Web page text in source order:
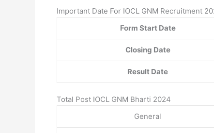
Important Date For IOCL GNM Recruitment
Form Start Date
Closing Date
Result Date
Total Post IOCL GNM Bharti 2024
General